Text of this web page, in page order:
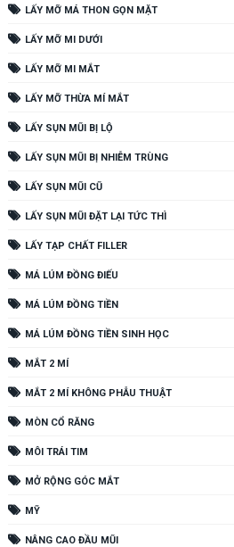
LẤY MỠ MÁ THON GỌN MẶT
LẤY MỠ MI DƯỚI
LẤY MỠ MI MẮT
LẤY MỠ THỪA MÍ MẮT
LẤY SỤN MŨI BỊ LỘ
LẤY SỤN MŨI BỊ NHIỄM TRÙNG
LẤY SỤN MŨI CŨ
LẤY SỤN MŨI ĐẶT LẠI TỨC THÌ
LẤY TẠP CHẤT FILLER
MÁ LÚM ĐỒNG ĐIẾU
MÁ LÚM ĐỒNG TIỀN
MÁ LÚM ĐỒNG TIỀN SINH HỌC
MẮT 2 MÍ
MẮT 2 MÍ KHÔNG PHẪU THUẬT
MÒN CỔ RĂNG
MÔI TRÁI TIM
MỞ RỘNG GÓC MẮT
MỸ
NÂNG CAO ĐẦU MŨI